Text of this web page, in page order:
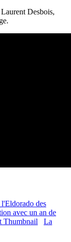
Desbois,
des
avec un an de
La